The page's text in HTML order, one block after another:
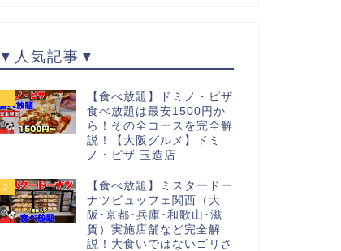
▼人気記事▼
1
【食べ放題】ドミノ・ピザ
食べ放題は最安1500円か
ら！その全コースを完全解
説！【大阪グルメ】ドミ
ノ・ピザ 玉造店
2
【食べ放題】ミスタードー
ナツビュッフェ関西（大
阪･京都･兵庫･和歌山･滋
賀）実施店舗など完全解
説！大食いではないゴリさ